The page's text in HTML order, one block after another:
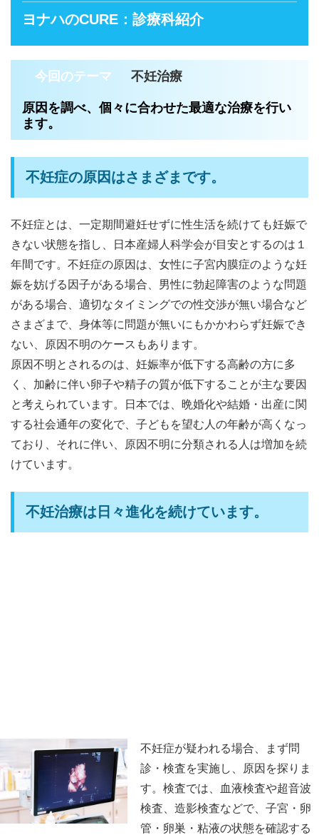
ヨナハのCURE：診療科紹介
今回のテーマ 不妊治療
原因を調べ、個々に合わせた最適な治療を行い
ます。
不妊症の原因はさまざまです。
不妊症とは、一定期間避妊せずに性生活を続けても妊娠で
きない状態を指し、日本産婦人科学会が目安とするのは１
年間です。不妊症の原因は、女性に子宮内膜症のような妊
娠を妨げる因子がある場合、男性に勃起障害のような問題
がある場合、適切なタイミングでの性交渉が無い場合など
さまざまで、身体等に問題が無いにもかかわらず妊娠でき
ない、原因不明のケースもあります。
原因不明とされるのは、妊娠率が低下する高齢の方に多
く、加齢に伴い卵子や精子の質が低下することが主な要因
と考えられています。日本では、晩婚化や結婚・出産に関
する社会通年の変化で、子どもを望む人の年齢が高くなっ
ており、それに伴い、原因不明に分類される人は増加を続
けています。
不妊治療は日々進化を続けています。
不妊症が疑われる場合、まず問
診・検査を実施し、原因を探りま
す。検査では、血液検査や超音波
検査、造影検査などで、子宮・卵
管・卵巣・粘液の状態を確認する